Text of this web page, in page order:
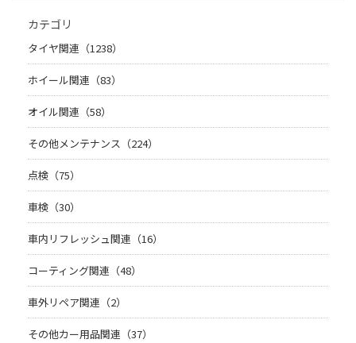
カテゴリ
タイヤ関連（1238）
ホイール関連（83）
オイル関連（58）
その他メンテナンス（224）
点検（75）
車検（30）
車内リフレッシュ関連（16）
コーティング関連（48）
車外リペア関連（2）
その他カー用品関連（37）